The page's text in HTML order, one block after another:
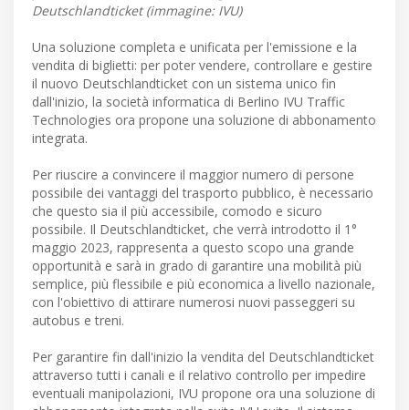
Deutschlandticket (immagine: IVU)
Una soluzione completa e unificata per l'emissione e la
vendita di biglietti: per poter vendere, controllare e gestire
il nuovo Deutschlandticket con un sistema unico fin
dall'inizio, la società informatica di Berlino IVU Traffic
Technologies ora propone una soluzione di abbonamento
integrata.
Per riuscire a convincere il maggior numero di persone
possibile dei vantaggi del trasporto pubblico, è necessario
che questo sia il più accessibile, comodo e sicuro
possibile. Il Deutschlandticket, che verrà introdotto il 1°
maggio 2023, rappresenta a questo scopo una grande
opportunità e sarà in grado di garantire una mobilità più
semplice, più flessibile e più economica a livello nazionale,
con l'obiettivo di attirare numerosi nuovi passeggeri su
autobus e treni.
Per garantire fin dall'inizio la vendita del Deutschlandticket
attraverso tutti i canali e il relativo controllo per impedire
eventuali manipolazioni, IVU propone ora una soluzione di